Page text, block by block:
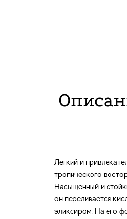
Легкий и
тропического
Насыщенный и
он переливается
эликсиром. На его